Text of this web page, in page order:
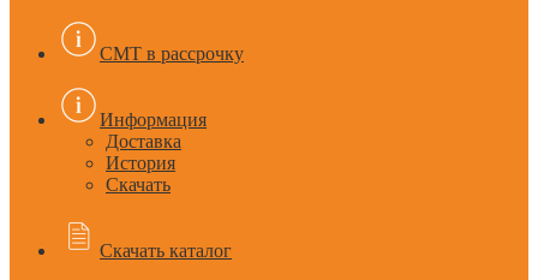
CMT в рассрочку
Информация
Доставка
История
Скачать
Скачать каталог